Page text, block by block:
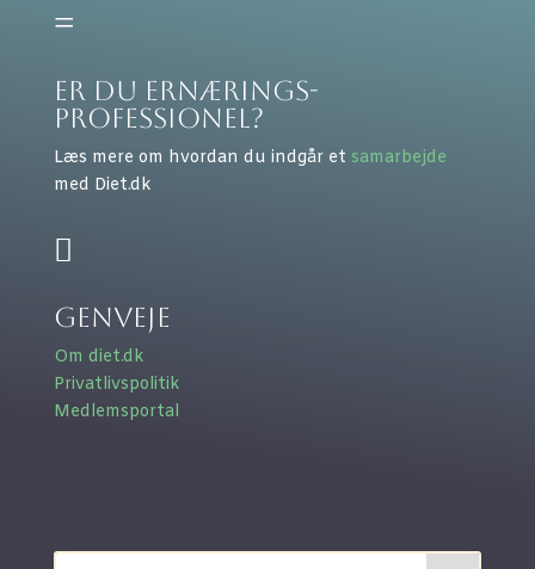
=
Er du ernærings-
professionel?
Læs mere om hvordan du indgår et samarbejde
med Diet.dk

Genveje
Om diet.dk
Privatlivspolitik
Medlemsportal